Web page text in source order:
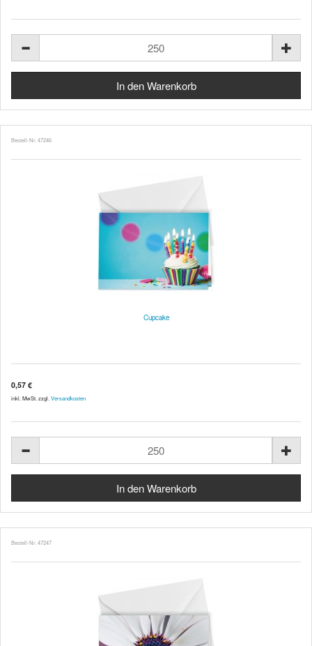
Bestell-Nr. 47246
Cupcake
0,57 €
inkl. MwSt. zzgl. Versandkosten
Bestell-Nr. 47247